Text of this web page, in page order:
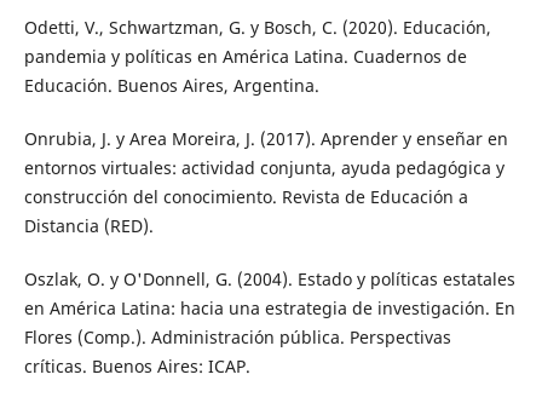
Odetti, V., Schwartzman, G. y Bosch, C. (2020). Educación,
pandemia y políticas en América Latina. Cuadernos de
Educación. Buenos Aires, Argentina.
Onrubia, J. y Area Moreira, J. (2017). Aprender y enseñar en
entornos virtuales: actividad conjunta, ayuda pedagógica y
construcción del conocimiento. Revista de Educación a
Distancia (RED).
Oszlak, O. y O'Donnell, G. (2004). Estado y políticas estatales
en América Latina: hacia una estrategia de investigación. En
Flores (Comp.). Administración pública. Perspectivas
críticas. Buenos Aires: ICAP.